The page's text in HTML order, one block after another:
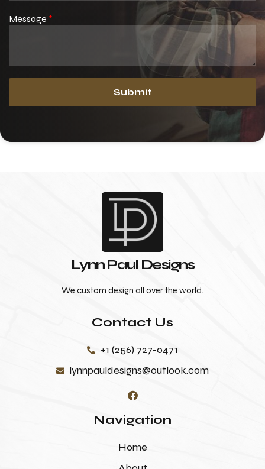
Message *
Submit
Lynn Paul Designs
We custom design all over the world.
Contact Us
+1 (256) 727-0471
lynnpauldesigns@outlook.com
Navigation
Home